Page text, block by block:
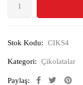
Stok Kodu: CIKS4
Kategori: Çikolatalar
Paylaş: